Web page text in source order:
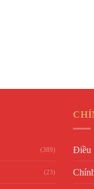
(389)
(23)
Điều